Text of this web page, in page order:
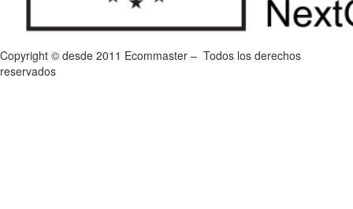
Copyright © desde 2011 Ecommaster – Todos los derechos
reservados